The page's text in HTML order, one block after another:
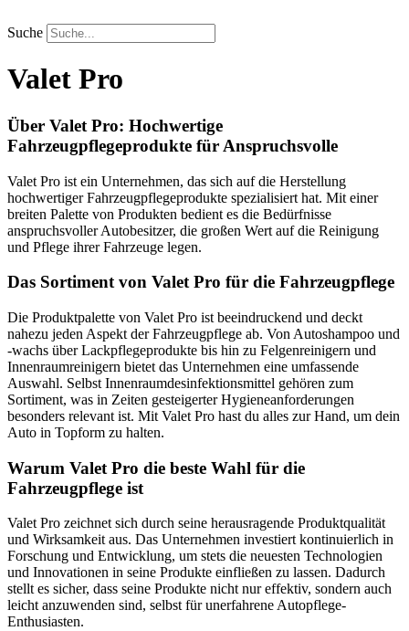
Inhalt
springen
Suche
Valet Pro
Über Valet Pro: Hochwertige
Fahrzeugpflegeprodukte für Anspruchsvolle
Valet Pro ist ein Unternehmen, das sich auf die Herstellung
hochwertiger Fahrzeugpflegeprodukte spezialisiert hat. Mit einer
breiten Palette von Produkten bedient es die Bedürfnisse
anspruchsvoller Autobesitzer, die großen Wert auf die Reinigung
und Pflege ihrer Fahrzeuge legen.
Das Sortiment von Valet Pro für die Fahrzeugpflege
Die Produktpalette von Valet Pro ist beeindruckend und deckt
nahezu jeden Aspekt der Fahrzeugpflege ab. Von Autoshampoo und
-wachs über Lackpflegeprodukte bis hin zu Felgenreinigern und
Innenraumreinigern bietet das Unternehmen eine umfassende
Auswahl. Selbst Innenraumdesinfektionsmittel gehören zum
Sortiment, was in Zeiten gesteigerter Hygieneanforderungen
besonders relevant ist. Mit Valet Pro hast du alles zur Hand, um dein
Auto in Topform zu halten.
Warum Valet Pro die beste Wahl für die
Fahrzeugpflege ist
Valet Pro zeichnet sich durch seine herausragende Produktqualität
und Wirksamkeit aus. Das Unternehmen investiert kontinuierlich in
Forschung und Entwicklung, um stets die neuesten Technologien
und Innovationen in seine Produkte einfließen zu lassen. Dadurch
stellt es sicher, dass seine Produkte nicht nur effektiv, sondern auch
leicht anzuwenden sind, selbst für unerfahrene Autopflege-
Enthusiasten.